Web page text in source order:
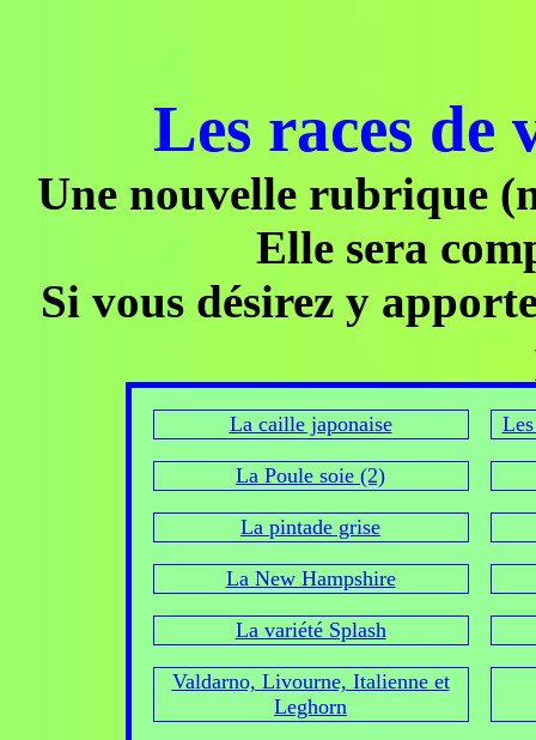
Les races de
Une nouvelle rubrique
Elle sera
Si vous désirez y
La caille japonaise
La Poule soie (2)
La pintade grise
La New Hampshire
La variété Splash
Valdarno, Livourne, Italienne et
Leghorn